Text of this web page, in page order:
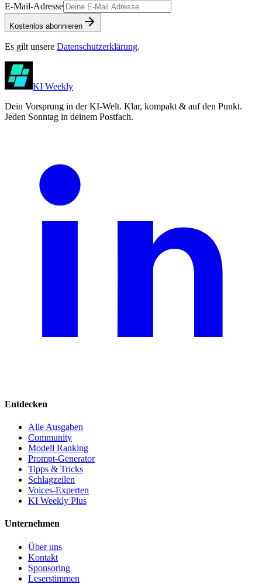
E-Mail-Adresse
Kostenlos abonnieren
Es gilt unsere Datenschutzerklärung.
KI Weekly
Dein Vorsprung in der KI-Welt. Klar, kompakt & auf den Punkt.
Jeden Sonntag in deinem Postfach.
Entdecken
Alle Ausgaben
Community
Modell Ranking
Prompt-Generator
Tipps & Tricks
Schlagzeilen
Voices-Experten
KI Weekly Plus
Unternehmen
Über uns
Kontakt
Sponsoring
Leserstimmen